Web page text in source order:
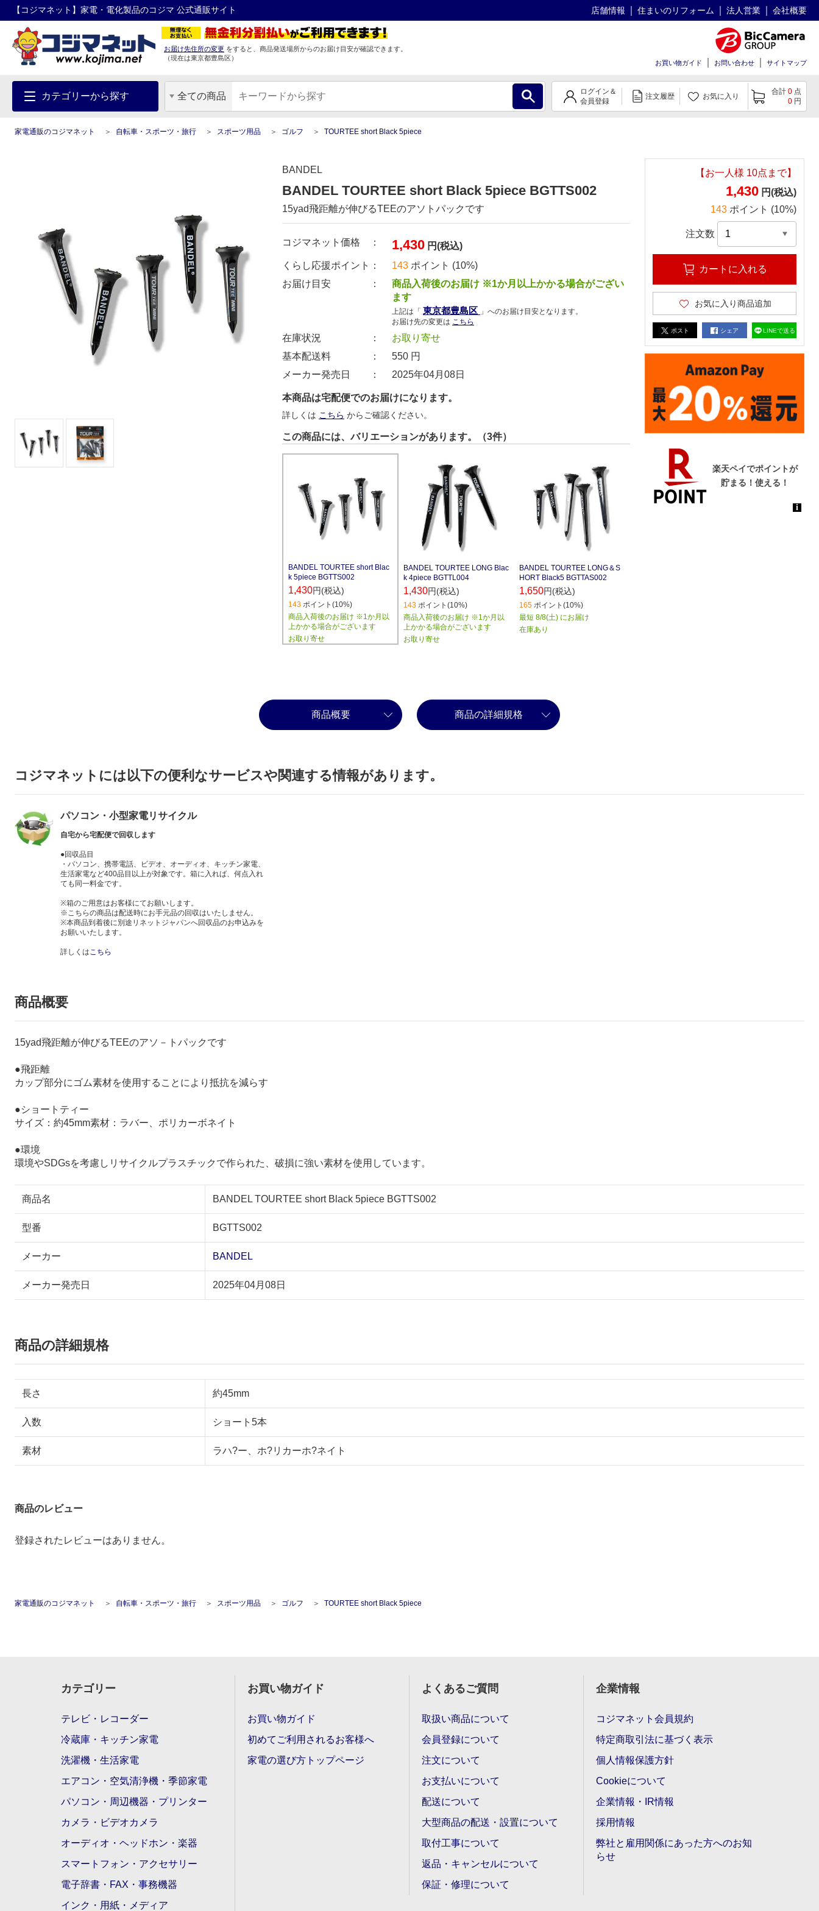
【コジマネット】家電・電化製品のコジマ 公式通販サイト 店舗情報 住まいのリフォーム 法人営業 会社概要
お届け先住所の変更 をすると、商品発送場所からのお届け目安が確認できます。
（現在は東京都豊島区）
お買い物ガイド お問い合わせ サイトマップ
カテゴリーから探す 全ての商品
ログイン＆
会員登録
注文履歴 お気に入り
合計 0 点
0 円
家電通販のコジマネット 自転車・スポーツ・旅行 スポーツ用品 ゴルフ TOURTEE short Black 5piece
BANDEL
BANDEL TOURTEE short Black 5piece BGTTS002
15yad飛距離が伸びるTEEのアソトパックです
コジマネット価格 ： 1,430 円(税込)
くらし応援ポイント：
143 ポイント (10%)
お届け目安 ：
商品入荷後のお届け ※1か月以上かかる場合がござい
ます
上記は「 東京都豊島区 」へのお届け目安となります。
お届け先の変更は こちら
在庫状況 ：
お取り寄せ
基本配送料 ：
550 円
メーカー発売日 ：
2025年04月08日
本商品は宅配便でのお届けになります。
詳しくは こちら からご確認ください。
この商品には、バリエーションがあります。（3件）
BANDEL TOURTEE short Blac
k 5piece BGTTS002
1,430円(税込)
143 ポイント(10%)
商品入荷後のお届け ※1か月以
上かかる場合がございます
お取り寄せ
BANDEL TOURTEE LONG Blac
k 4piece BGTTL004
1,430円(税込)
143 ポイント(10%)
商品入荷後のお届け ※1か月以
上かかる場合がございます
お取り寄せ
BANDEL TOURTEE LONG＆S
HORT Black5 BGTTAS002
1,650円(税込)
165 ポイント(10%)
最短 8/8(土) にお届け
在庫あり
【お一人様 10点まで】
1,430 円(税込)
143 ポイント (10%)
注文数
カートに入れる
お気に入り商品追加
ポスト シェア LINEで送る
商品概要 商品の詳細規格
コジマネットには以下の便利なサービスや関連する情報があります。
パソコン・小型家電リサイクル
自宅から宅配便で回収します
●回収品目
・パソコン、携帯電話、ビデオ、オーディオ、キッチン家電、
生活家電など400品目以上が対象です。箱に入れば、何点入れ
ても同一料金です。
※箱のご用意はお客様にてお願いします。
※こちらの商品は配送時にお手元品の回収はいたしません。
※本商品到着後に別途リネットジャパンへ回収品のお申込みを
お願いいたします。
詳しくはこちら
商品概要
15yad飛距離が伸びるTEEのアソ－トパックです
●飛距離
カップ部分にゴム素材を使用することにより抵抗を減らす
●ショートティー
サイズ：約45mm素材：ラバー、ポリカーボネイト
●環境
環境やSDGsを考慮しリサイクルプラスチックで作られた、破損に強い素材を使用しています。
商品名 BANDEL TOURTEE short Black 5piece BGTTS002
型番 BGTTS002
メーカー BANDEL
メーカー発売日 2025年04月08日
商品の詳細規格
長さ 約45mm
入数 ショート5本
素材 ラハ?ー、ホ?リカーホ?ネイト
商品のレビュー
登録されたレビューはありません。
家電通販のコジマネット 自転車・スポーツ・旅行 スポーツ用品 ゴルフ TOURTEE short Black 5piece
カテゴリー
テレビ・レコーダー
冷蔵庫・キッチン家電
洗濯機・生活家電
エアコン・空気清浄機・季節家電
パソコン・周辺機器・プリンター
カメラ・ビデオカメラ
オーディオ・ヘッドホン・楽器
スマートフォン・アクセサリー
電子辞書・FAX・事務機器
インク・用紙・メディア
お買い物ガイド
お買い物ガイド
初めてご利用されるお客様へ
家電の選び方トップページ
よくあるご質問
取扱い商品について
会員登録について
注文について
お支払いについて
配送について
大型商品の配送・設置について
取付工事について
返品・キャンセルについて
保証・修理について
企業情報
コジマネット会員規約
特定商取引法に基づく表示
個人情報保護方針
Cookieについて
企業情報・IR情報
採用情報
弊社と雇用関係にあった方へのお知
らせ